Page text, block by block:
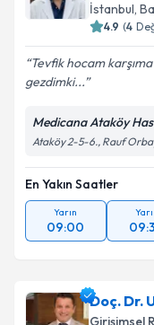
E-posta
Metni'ni
kapsamda
İstanbul,
4.9 (4
Tevfik hocam
gezdimki...
Medicana Ataköy
Ataköy 2-5-6., Rauf
En Yakın Saatler
Yarın
09:00
Doç. Dr.
Girişimsel